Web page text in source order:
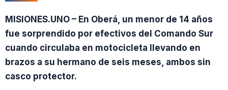
MISIONES.UNO – En Oberá, un menor de 14 años
fue sorprendido por efectivos del Comando Sur
cuando circulaba en motocicleta llevando en
brazos a su hermano de seis meses, ambos sin
casco protector.